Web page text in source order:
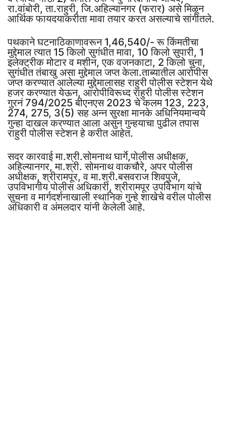
रा.वांबोरी, ता.राहुरी, जि.अहिल्यानगर (फरार) असे मिळून
आर्थिक फायदयाकरीता मावा तयार करत असल्याचे सांगीतले.
पथकाने घटनाठिकाणावरून 1,46,540/- रू किंमतीचा
मुद्देमाल त्यात 15 किलो सुगंधीत मावा, 10 किलो सुपारी, 1
इलेक्ट्रीक मोटार व मशीन, एक वजनकाटा, 2 किलो चुना,
सुगंधीत तंबाखु असा मुद्देमाल जप्त केला.ताब्यातील आरोपीस
जप्त करण्यात आलेल्या मुद्देमालासह राहुरी पोलीस स्टेशन येथे
हजर करण्यात येऊन, आरोपीविरूध्द राहुरी पोलीस स्टेशन
गुरनं 794/2025 बीएनएस 2023 चे कलम 123, 223,
274, 275, 3(5) सह अन्न सुरक्षा मानके अधिनियमान्वये
गुन्हा दाखल करण्यात आला असुन गुन्हयाचा पुढील तपास
राहुरी पोलीस स्टेशन हे करीत आहेत.
सदर कारवाई मा.श्री.सोमनाथ घार्गे,पोलीस अधीक्षक,
अहिल्यानगर, मा.श्री. सोमनाथ वाकचौरे, अपर पोलीस
अधीक्षक, श्रीरामपूर, व मा.श्री.बसवराज शिवपुजे,
उपविभागीय पोलीस अधिकारी, श्रीरामपूर उपविभाग यांचे
सुचना व मार्गदर्शनाखाली स्थानिक गुन्हे शाखेचे वरील पोलीस
अधिकारी व अंमलदार यांनी केलेली आहे.